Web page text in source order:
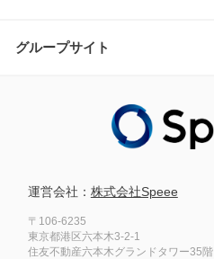
グループサイト
運営会社： 株式会社Speee
〒106-6235
東京都港区六本木3-2-1
住友不動産六本木グランドタワー35階